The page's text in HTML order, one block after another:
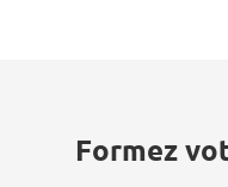
Formez